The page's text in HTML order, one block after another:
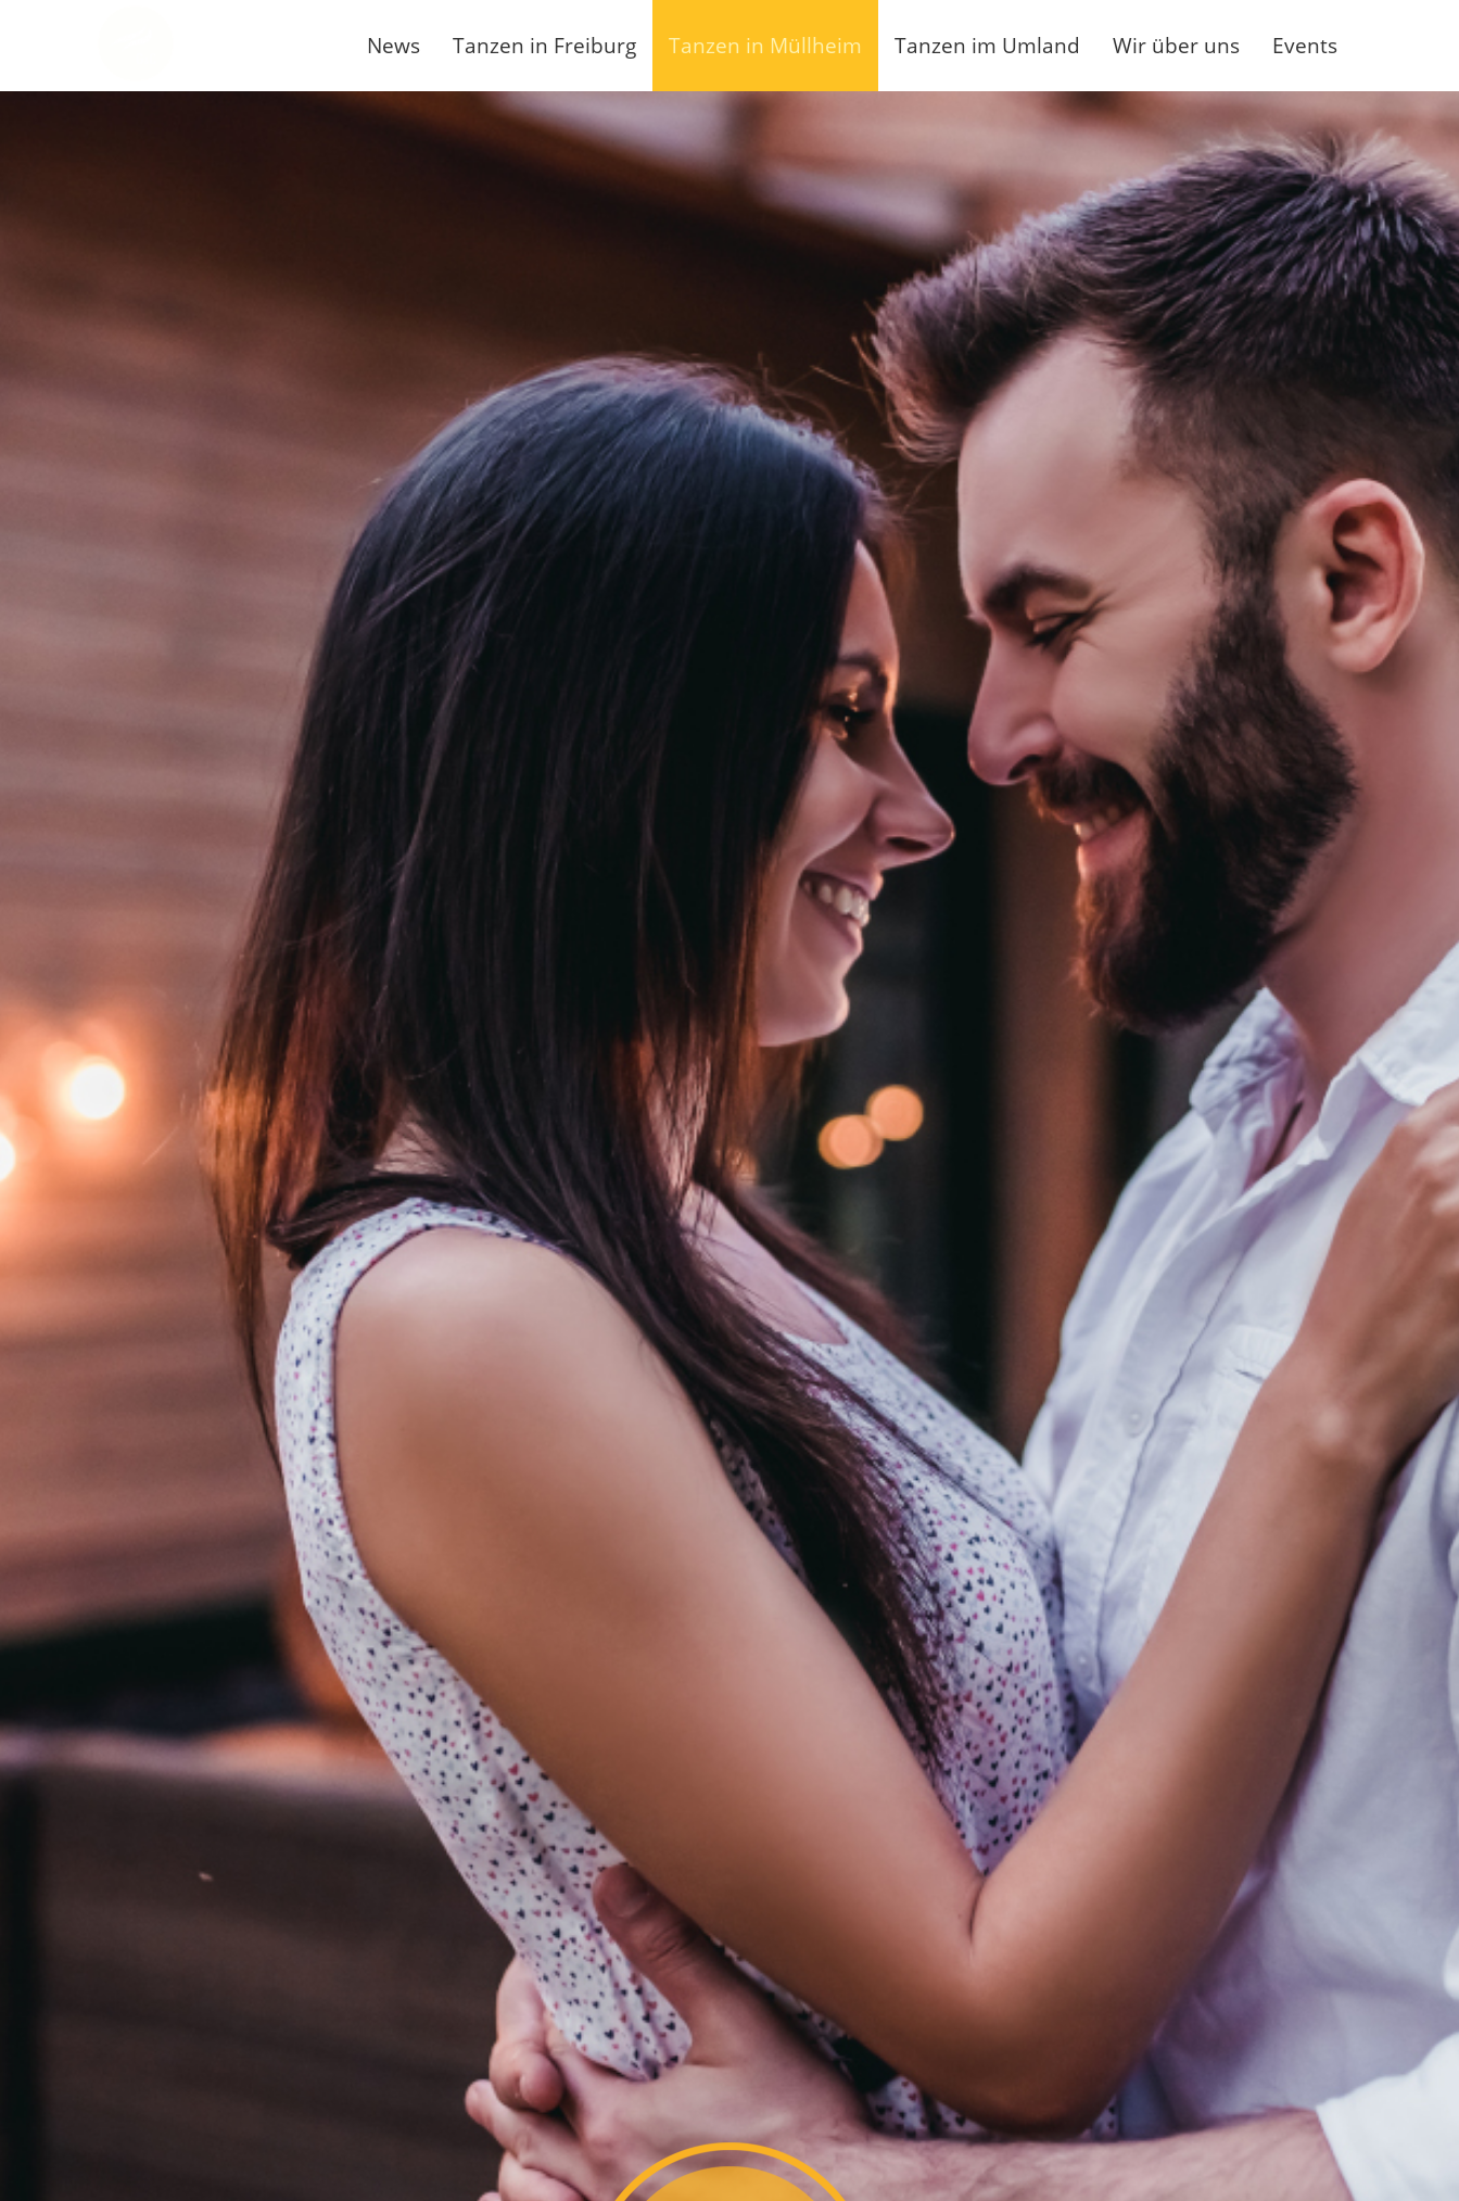
News Tanzen in Freiburg Tanzen in Müllheim Tanzen im Umland Wir über uns Events